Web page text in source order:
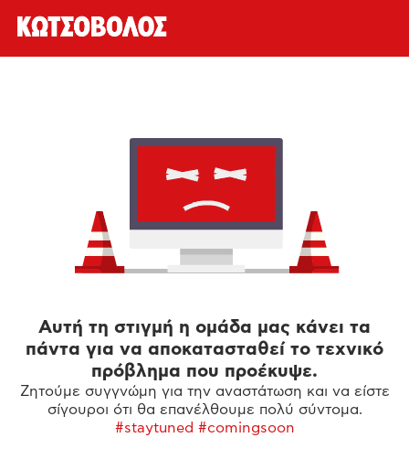
Αυτή τη στιγμή η ομάδα μας κάνει τα
πάντα για να αποκατασταθεί το τεχνικό
πρόβλημα που προέκυψε.
Ζητούμε συγγνώμη για την αναστάτωση και να είστε
σίγουροι ότι θα επανέλθουμε πολύ σύντομα.
#staytuned #comingsoon